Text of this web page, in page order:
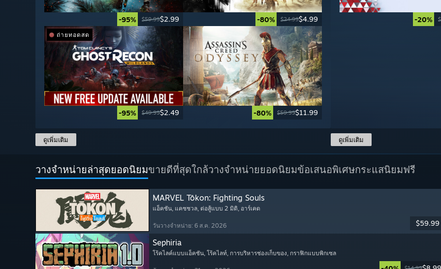
-95% $59.99$2.99 -80% $24.99$4.99
-95% $49.99$2.49
ถ่ายทอดสด
-80% $59.99$11.99
ดูเพิ่มเติม
-20%
ดูเพิ่มเติม
วางจำหน่ายล่าสุดยอดนิยมขายดีที่สุดใกล้วางจำหน่ายยอดนิยมข้อเสนอพิเศษกระแสนิยมฟรี
MARVEL Tōkon: Fighting Souls
แอ็คชัน, แคชชวล, ต่อสู้แบบ 2 มิติ, อาร์เคด
วันวางจำหน่าย: 6 ส.ค. 2026 $59.99
Sephiria
โร้คไลค์แบบแอ็คชัน, โร้คไลท์, การบริหารช่องเก็บของ, กราฟิกแบบพิกเซล